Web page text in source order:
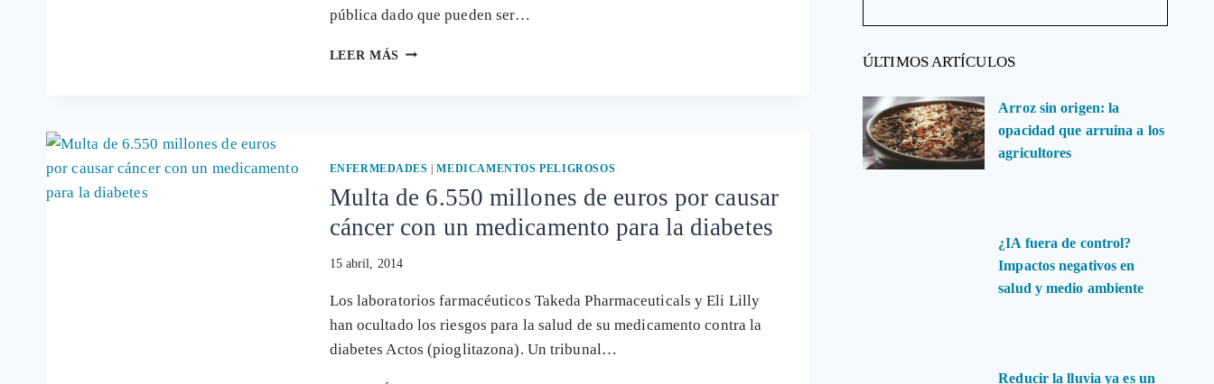
pública dado que pueden ser…
LEER MÁS LA
DE
POR
SUS
IRREGULARIDADES
ENFERMEDADES |MEDICAMENTOS PELIGROSOS
Multa de 6.550 millones de euros por causar
cáncer con un medicamento para la diabetes
15 abril, 2014
Los laboratorios farmacéuticos Takeda Pharmaceuticals y Eli Lilly
han ocultado los riesgos para la salud de su medicamento contra la
diabetes Actos (pioglitazona). Un tribunal…
ÚLTIMOS ARTÍCULOS
Arroz sin origen: la
opacidad que arruina a los
agricultores
¿IA fuera de control?
Impactos negativos en
salud y medio ambiente
Reducir la lluvia ya es un